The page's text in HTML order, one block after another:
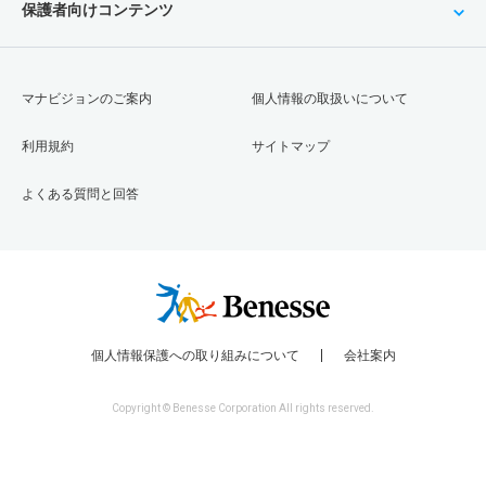
保護者向けコンテンツ
マナビジョンのご案内
利用規約
よくある質問と回答
個人情報の取扱いについて
サイトマップ
個人情報保護への取り組みについて 会社案内
Copyright © Benesse Corporation All rights reserved.